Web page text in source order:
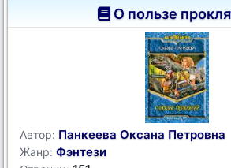
О пользе
Автор: Панкеева Оксана Петровна
Жанр: Фэнтези